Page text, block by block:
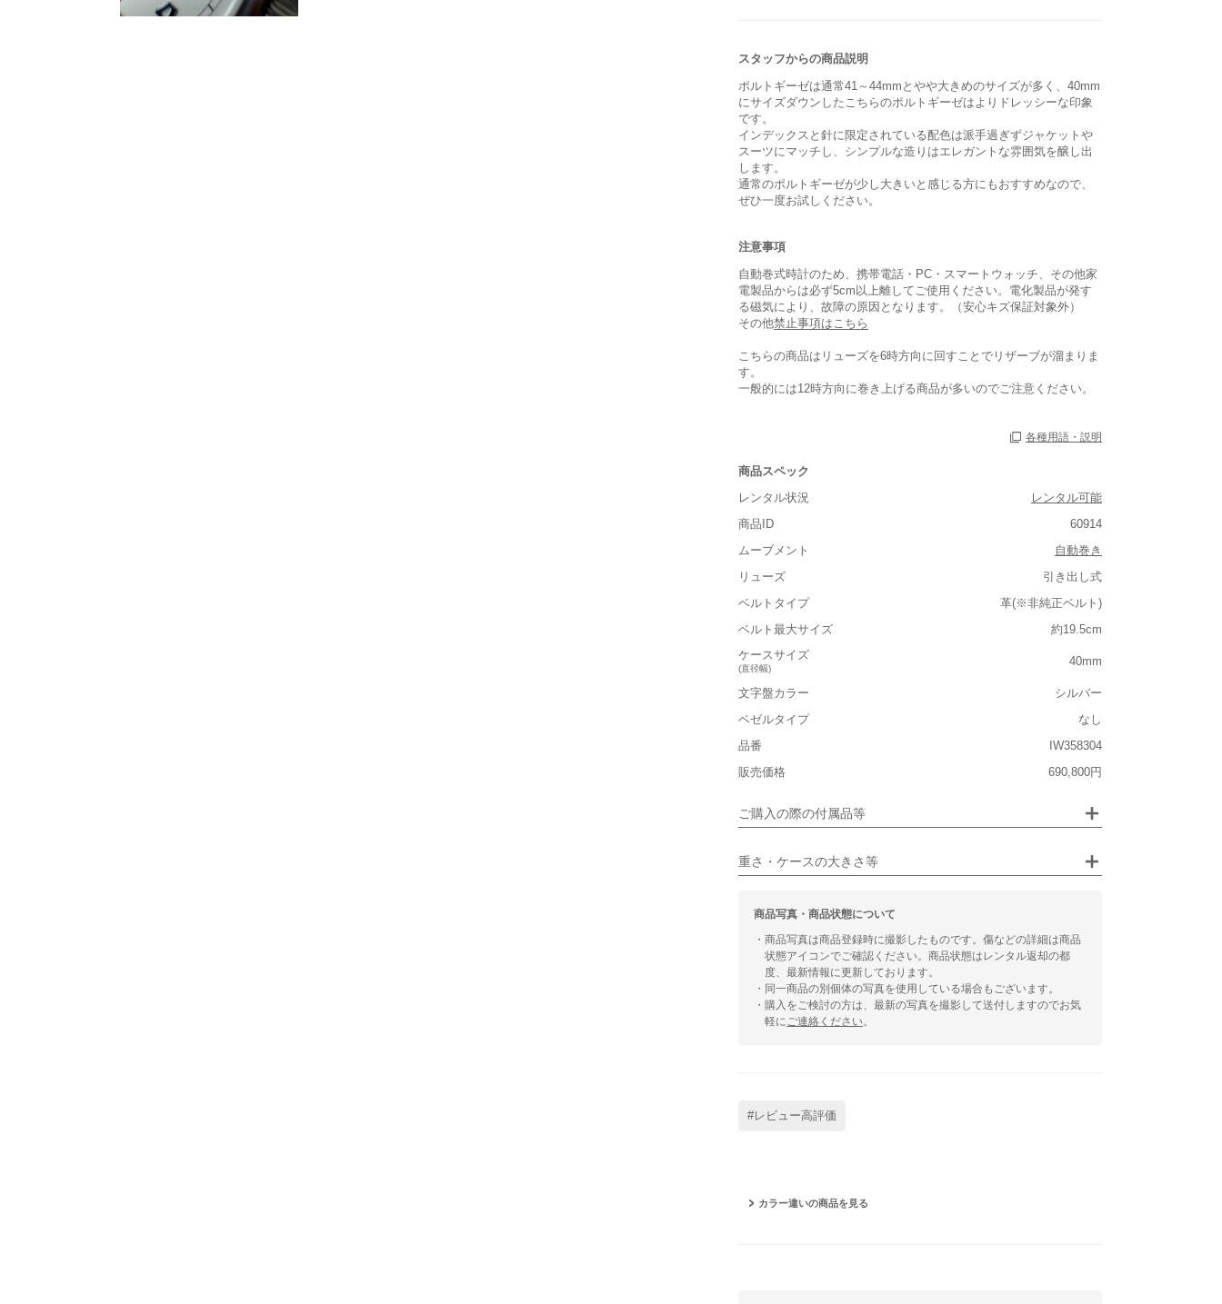
スタッフからの商品説明
ポルトギーゼは通常41～44mmとやや大きめのサイズが多く、40mm
にサイズダウンしたこちらのポルトギーゼはよりドレッシーな印象
です。
インデックスと針に限定されている配色は派手過ぎずジャケットや
スーツにマッチし、シンプルな造りはエレガントな雰囲気を醸し出
します。
通常のポルトギーゼが少し大きいと感じる方にもおすすめなので、
ぜひ一度お試しください。
注意事項
自動巻式時計のため、携帯電話・PC・スマートウォッチ、その他家
電製品からは必ず5cm以上離してご使用ください。電化製品が発す
る磁気により、故障の原因となります。（安心キズ保証対象外）
その他禁止事項はこちら
こちらの商品はリューズを6時方向に回すことでリザーブが溜まりま
す。
一般的には12時方向に巻き上げる商品が多いのでご注意ください。
各種用語・説明
商品スペック
レンタル状況
レンタル可能
商品ID
60914
ムーブメント
自動巻き
リューズ
引き出し式
ベルトタイプ
革(※非純正ベルト)
ベルト最大サイズ
約19.5cm
ケースサイズ
(直径幅)
40mm
文字盤カラー
シルバー
ベゼルタイプ
なし
品番
IW358304
販売価格
690,800円
ご購入の際の付属品等
あり
箱
重さ・ケースの大きさ等
■重さ(ベルト込み)
■ケースの大きさ
小さい
■装飾感
カジュアル ビジネス
商品写真・商品状態について
・商品写真は商品登録時に撮影したものです。傷などの詳細は商品
状態アイコンでご確認ください。商品状態はレンタル返却の都
度、最新情報に更新しております。
・同一商品の別個体の写真を使用している場合もございます。
・購入をご検討の方は、最新の写真を撮影して送付しますのでお気
軽にご連絡ください。
#レビュー高評価
カラー違いの商品を見る